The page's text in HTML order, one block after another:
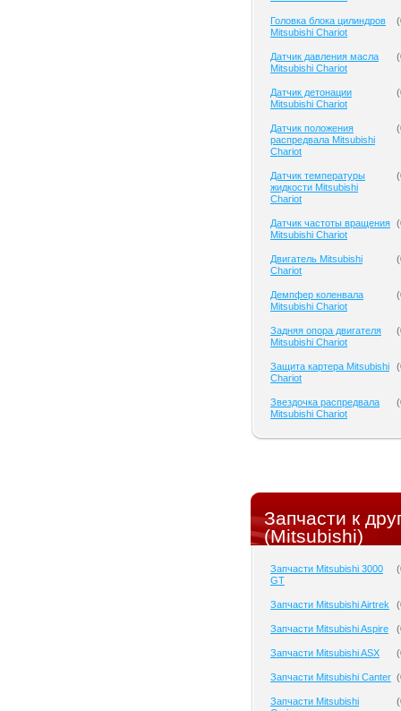
Головка блока цилиндров
Mitsubishi Chariot
(
Датчик давления масла
Mitsubishi Chariot
(
Датчик детонации
Mitsubishi Chariot
(
Датчик положения
распредвала Mitsubishi
Chariot
(
Датчик температуры
жидкости Mitsubishi
Chariot
(
Датчик частоты вращения
Mitsubishi Chariot
(
Двигатель Mitsubishi
Chariot
(
Демпфер коленвала
Mitsubishi Chariot
(
Задняя опора двигателя
Mitsubishi Chariot
(
Защита картера Mitsubishi
Chariot
(
Звездочка распредвала
Mitsubishi Chariot
(
Запчасти к
(Mitsubishi)
Запчасти Mitsubishi 3000
GT
(
Запчасти Mitsubishi Airtrek (
Запчасти Mitsubishi Aspire (
Запчасти Mitsubishi ASX (
Запчасти Mitsubishi Canter (
Запчасти Mitsubishi
(